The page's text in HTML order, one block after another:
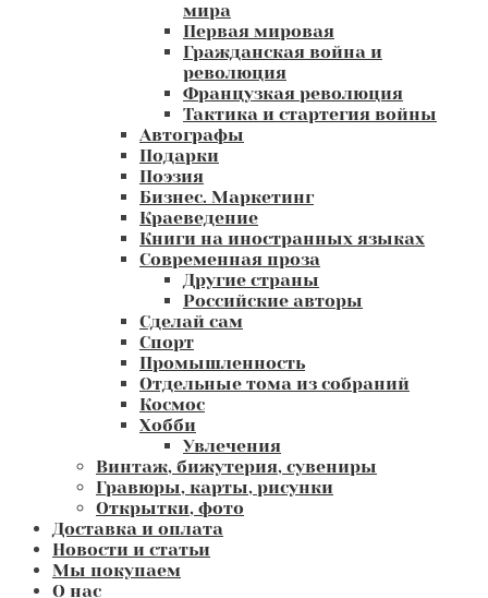
мира
Первая мировая
Гражданская война и
революция
Французкая революция
Тактика и стартегия войны
Автографы
Подарки
Поэзия
Бизнес. Маркетинг
Краеведение
Книги на иностранных языках
Современная проза
Другие страны
Российские авторы
Сделай сам
Спорт
Промышленность
Отдельные тома из собраний
Космос
Хобби
Увлечения
Винтаж, бижутерия, сувениры
Гравюры, карты, рисунки
Открытки, фото
Доставка и оплата
Новости и статьи
Мы покупаем
О нас